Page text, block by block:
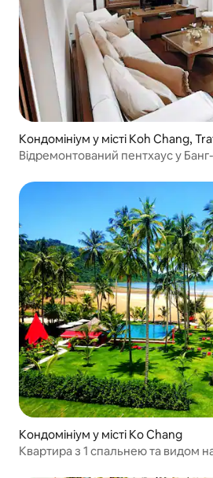
Кондомініум у місті Koh Chang,
Відремонтований пентхаус у
Кондомініум у місті Ko Chang
Квартира з 1 спальнею та видом